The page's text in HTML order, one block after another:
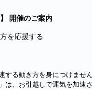
開催のご案内
を応援する
する動き方を身につけませ
は、お引越しで運気を加